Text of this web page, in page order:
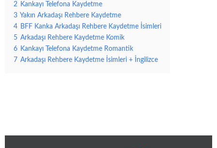
2 Kankayı Telefona Kaydetme
3 Yakın Arkadaşı Rehbere Kaydetme
4 BFF Kanka Arkadaşı Rehbere Kaydetme İsimleri
5 Arkadaşı Rehbere Kaydetme Komik
6 Kankayı Telefona Kaydetme Romantik
7 Arkadaşı Rehbere Kaydetme İsimleri + İngilizce